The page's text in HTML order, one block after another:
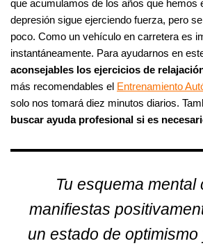
que acumulamos de los años que hemos
depresión sigue ejerciendo fuerza, pero
poco. Como un vehículo en carretera es
instantáneamente. Para ayudarnos en
aconsejables los ejercicios de
más recomendables el Entrenamiento
solo nos tomará diez minutos diarios.
buscar ayuda profesional si es
Tu esquema mental
manifiestas
un estado de